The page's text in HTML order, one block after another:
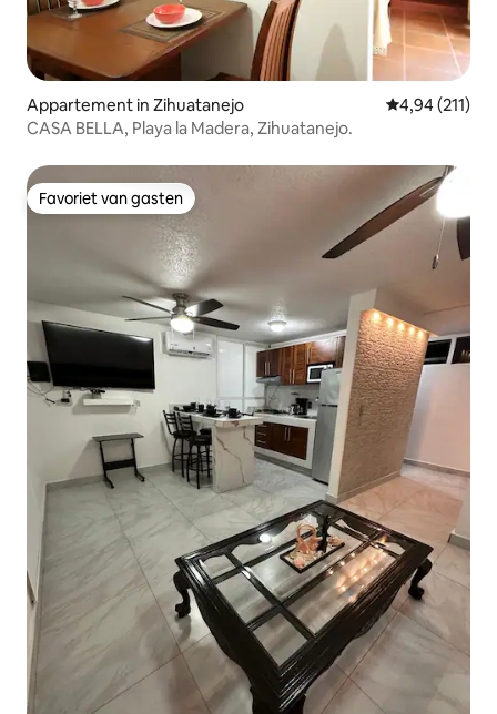
Appartement in Zihuatanejo Gemiddelde
4,94 (211)
CASA BELLA, Playa la Madera, Zihuatanejo.
Favoriet van gasten
Favoriet van gasten